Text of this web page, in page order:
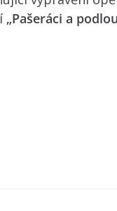
„Pašeráci a